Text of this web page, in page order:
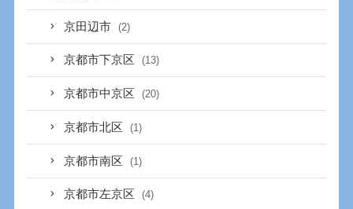
京田辺市 (2)
京都市下京区 (13)
京都市中京区 (20)
京都市北区 (1)
京都市南区 (1)
京都市左京区 (4)